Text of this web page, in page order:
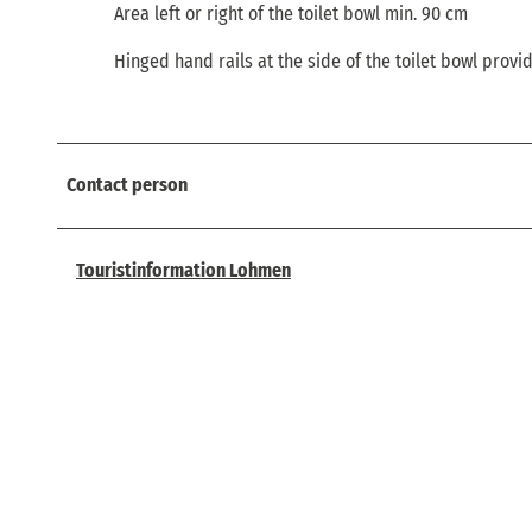
Area left or right of the toilet bowl min. 90 cm
Hinged hand rails at the side of the toilet bowl
Contact person
Touristinformation Lohmen